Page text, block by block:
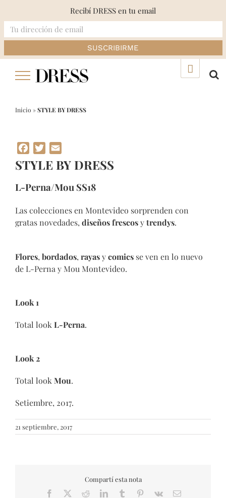
Inicio »STYLE BY DRESS
Facebook
Twitter
STYLE BY DRESS
L-Perna/Mou SS18
Las colecciones en Montevideo sorprenden con
gratas novedades, diseños frescosytrendys.
Flores, bordados, rayasycomics se ven en lo nuevo
de L-Perna y Mou Montevideo.
Look 1
Total look L-Perna.
Look 2
Total look Mou.
Setiembre, 2017.
21 septiembre, 2017
Compartí esta nota
Facebook RedditLinkedInTumblr Pinterest
Vk Email
Recibí DRESS en tu email